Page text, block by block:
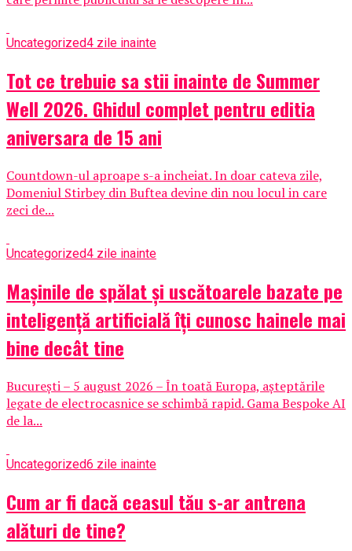
Uncategorized4 zile inainte
Tot ce trebuie sa stii inainte de Summer
Well 2026. Ghidul complet pentru editia
aniversara de 15 ani
Countdown-ul aproape s-a incheiat. In doar cateva zile,
Domeniul Stirbey din Buftea devine din nou locul in care
zeci de...
Uncategorized4 zile inainte
Mașinile de spălat și uscătoarele bazate pe
inteligență artificială îți cunosc hainele mai
bine decât tine
București – 5 august 2026 – În toată Europa, așteptările
legate de electrocasnice se schimbă rapid. Gama Bespoke AI
de la...
Uncategorized6 zile inainte
Cum ar fi dacă ceasul tău s-ar antrena
alături de tine?